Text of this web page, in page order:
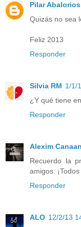
Pilar Abalorios
Quizás no sea
Feliz 2013
Responder
Silvia RM 1/1/
¿Y qué tiene
Responder
Alexim Canaan
Recuerdo la
amigos.
Responder
ALO 12/2/13